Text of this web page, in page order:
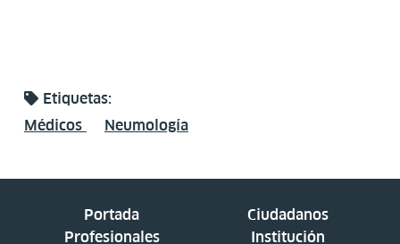
Etiquetas:
Médicos
Neumología
Portada
Ciudadanos
Profesionales
Institución